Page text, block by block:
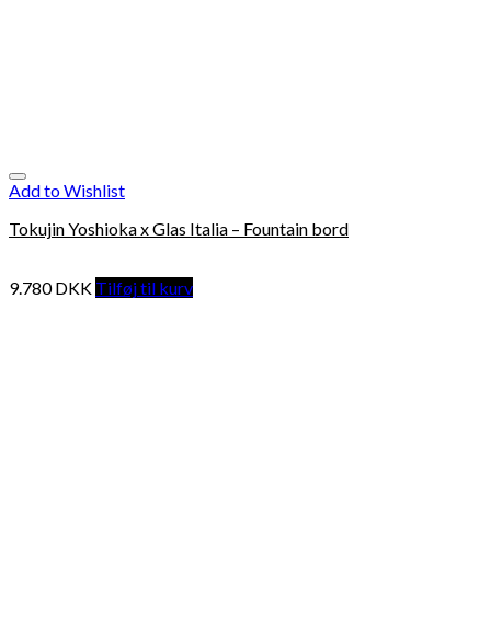
Add to Wishlist
Tokujin Yoshioka x Glas Italia – Fountain bord
9.780DKK Tilføj til kurv